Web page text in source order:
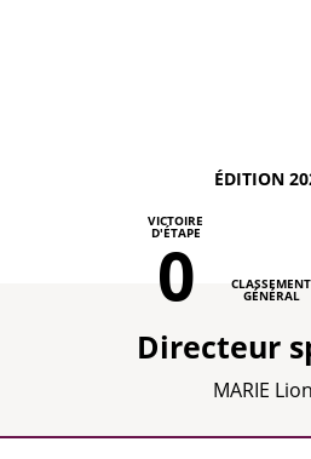
ÉDITION
VICTOIRE
D'ÉTAPE
0 CLASSEMENT
GÉNÉRAL
Directeur
MARIE